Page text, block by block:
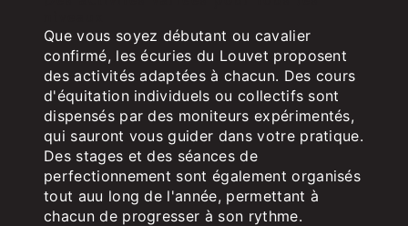
Que vous soyez débutant ou cavalier
confirmé, les écuries du Louvet proposent
des activités adaptées à chacun. Des cours
d'équitation individuels ou collectifs sont
dispensés par des moniteurs expérimentés,
qui sauront vous guider dans votre pratique.
Des stages et des séances de
perfectionnement sont également organisés
tout auu long de l'année, permettant à
chacun de progresser à son rythme.